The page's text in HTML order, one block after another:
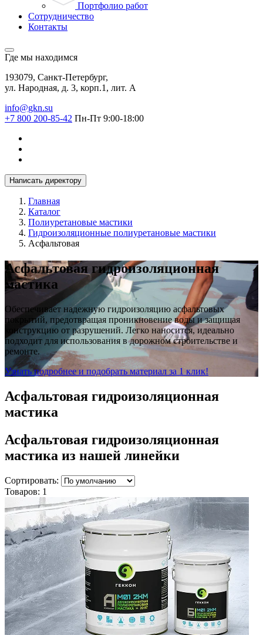
Портфолио работ
Сотрудничество
Контакты
Где мы находимся
193079, Санкт-Петербург,
ул. Народная, д. 3, корп.1, лит. А
info@gkn.su
+7 800 200-85-42 Пн-Пт 9:00-18:00
Написать директору
Главная
Каталог
Полиуретановые мастики
Гидроизоляционные полиуретановые мастики
Асфальтовая
Асфальтовая гидроизоляционная
мастика
Обеспечивает надежную гидроизоляцию асфальтовых
покрытий, предотвращая проникновение воды и защищая
конструкцию от разрушений. Легко наносится, идеально
подходит для использования в дорожном строительстве и
ремонте.
Узнать подробнее и подобрать материал за 1 клик!
Асфальтовая гидроизоляционная
мастика
Асфальтовая гидроизоляционная
мастика из нашей линейки
Сортировать:
Товаров: 1